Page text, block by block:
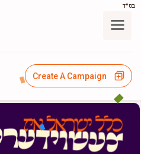
בס"ד
Create A Campaign